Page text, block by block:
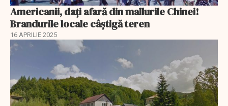
Americanii, dați afară din mallurile Chinei!
Brandurile locale câștigă teren
16 APRILIE 2025